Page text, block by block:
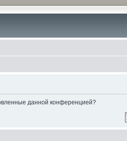
данной конференцией?